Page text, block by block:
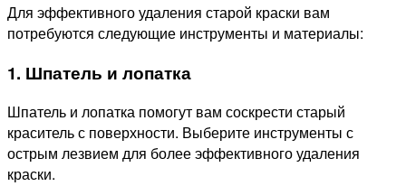
Для эффективного удаления старой краски вам
потребуются следующие инструменты и материалы:
1. Шпатель и лопатка
Шпатель и лопатка помогут вам соскрести старый
краситель с поверхности. Выберите инструменты с
острым лезвием для более эффективного удаления
краски.